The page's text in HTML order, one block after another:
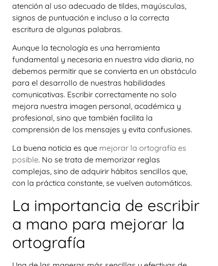
atención al uso adecuado de tildes, mayúsculas,
signos de puntuación e incluso a la correcta
escritura de algunas palabras.
Aunque la tecnología es una herramienta
fundamental y necesaria en nuestra vida diaria, no
debemos permitir que se convierta en un obstáculo
para el desarrollo de nuestras habilidades
comunicativas. Escribir correctamente no solo
mejora nuestra imagen personal, académica y
profesional, sino que también facilita la
comprensión de los mensajes y evita confusiones.
La buena noticia es que mejorar la ortografía es
posible. No se trata de memorizar reglas
complejas, sino de adquirir hábitos sencillos que,
con la práctica constante, se vuelven automáticos.
La importancia de escribir
a mano para mejorar la
ortografía